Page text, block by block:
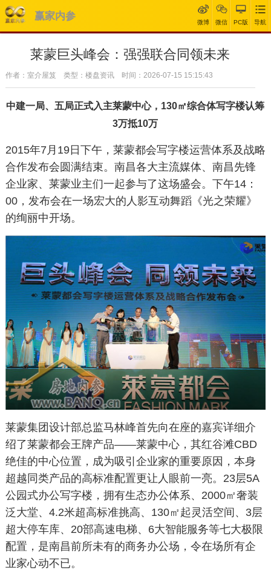
赢家内参
微博 微信 PC版 导航
莱蒙巨头峰会：强强联合同领未来
作者：室介屋笈 类型：楼盘资讯 时间：2026-07-15 15:15:43
中建一局、五局正式入主莱蒙中心， 130㎡综合体写字楼认筹
3万抵10万
2015年7月19日下午，莱蒙都会写字楼运营体系及战略
合作发布会圆满结束。南昌各大主流媒体、南昌先锋
企业家、莱蒙业主们一起参与了这场盛会。下午14：
00，发布会在一场宏大的人影互动舞蹈《光之荣耀》
的绚丽中开场。
莱蒙集团设计部总监马林峰首先向在座的嘉宾详细介
绍了莱蒙都会王牌产品——莱蒙中心，其红谷滩CBD
绝佳的中心位置，成为吸引企业家的重要原因，本身
超越同类产品的高标准配置更让人眼前一亮。23层5A
公园式办公写字楼，拥有生态办公体系、2000㎡奢装
泛大堂、4.2米超高标准挑高、130㎡起灵活空间、3层
超大停车库、20部高速电梯、6大智能服务等七大极限
配置，是南昌前所未有的商务办公场，令在场所有企
业家心动不已。